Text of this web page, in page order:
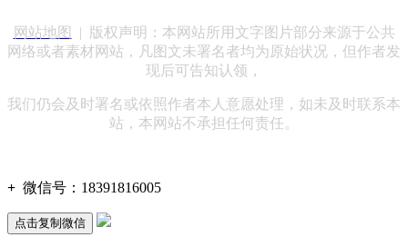
网站地图
| 版权声明：本网站所用文字图片部分来源于公共
网络或者素材网站，凡图文未署名者均为原始状况，但作者发
现后可告知认领，
我们仍会及时署名或依照作者本人意愿处理，如未及时联系本
站，本网站不承担任何责任。
+ 微信号： 18391816005
点击复制微信